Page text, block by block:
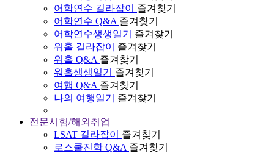
어학연수 길라잡이
즐겨찾기
어학연수 Q&A 즐겨찾기
어학연수생생일기
즐겨찾기
워홀 길라잡이
즐겨찾기
워홀 Q&A 즐겨찾기
워홀생생일기
즐겨찾기
여행 Q&A 즐겨찾기
나의 여행일기
즐겨찾기
전문시험/해외취업
LSAT 길라잡이
즐겨찾기
로스쿨진학 Q&A 즐겨찾기